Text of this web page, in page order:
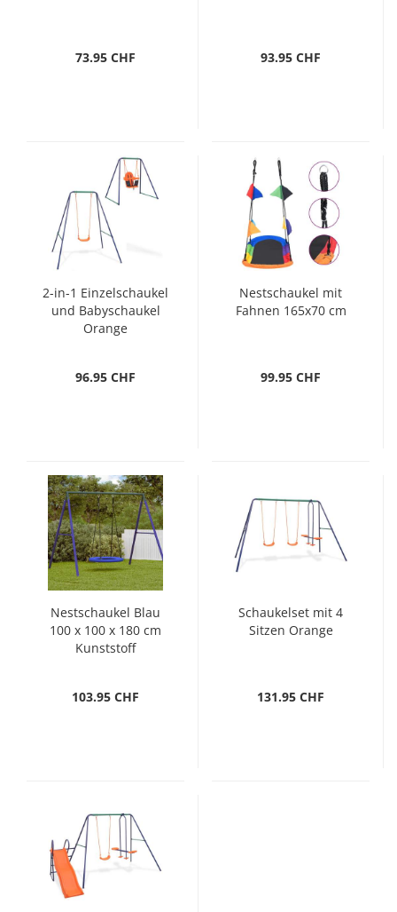
73.95 CHF 93.95 CHF
2-in-1 Einzelschaukel
und Babyschaukel
Orange
96.95 CHF
Nestschaukel mit
Fahnen 165x70 cm
99.95 CHF
Nestschaukel Blau
100 x 100 x 180 cm
Kunststoff
103.95 CHF
Schaukelset mit 4
Sitzen Orange
131.95 CHF